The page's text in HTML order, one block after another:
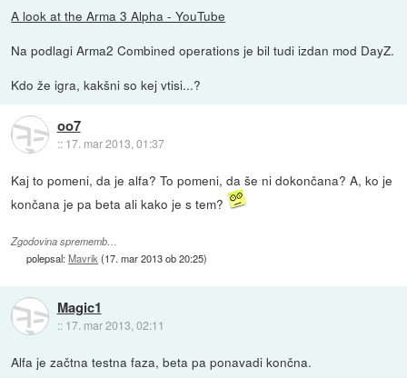
A look at the Arma 3 Alpha - YouTube
Na podlagi Arma2 Combined operations je bil tudi izdan mod DayZ.
Kdo že igra, kakšni so kej vtisi...?
oo7
:: 17. mar 2013, 01:37
Kaj to pomeni, da je alfa? To pomeni, da še ni dokončana? A, ko je
končana je pa beta ali kako je s tem?
Zgodovina sprememb…
polepsal:Mavrik (17. mar 2013 ob 20:25)
Magic1
:: 17. mar 2013, 02:11
Alfa je začtna testna faza, beta pa ponavadi končna.